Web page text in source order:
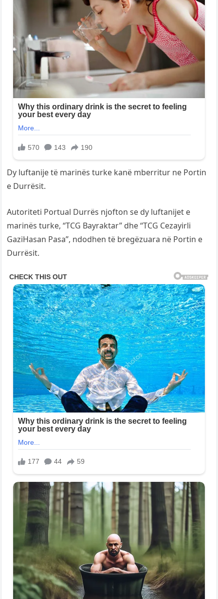
Dy luftanije të marinës turke kanë mberritur ne Portin
e Durrësit.
Autoriteti Portual Durrës njofton se dy luftanijet e
marinës turke, “TCG Bayraktar” dhe “TCG Cezayirli
GaziHasan Pasa”, ndodhen të bregëzuara në Portin e
Durrësit.